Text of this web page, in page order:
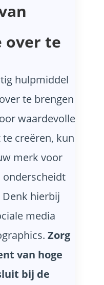
over te
hulpmiddel
te brengen
waardevolle
creëren, kun
merk voor
onderscheidt
hierbij
media
Zorg
van hoge
bij de